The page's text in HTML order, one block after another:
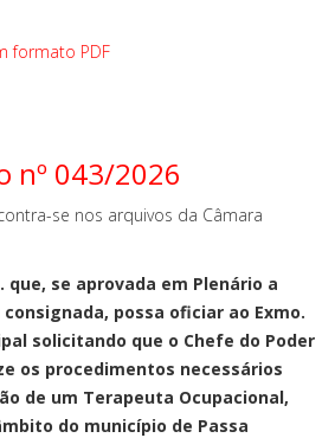
formato PDF
nº 043/2026
se nos arquivos da Câmara
que, se aprovada em Plenário a
possa oficiar ao Exmo.
solicitando que o Chefe do Poder
os procedimentos necessários
de um Terapeuta Ocupacional,
do município de Passa